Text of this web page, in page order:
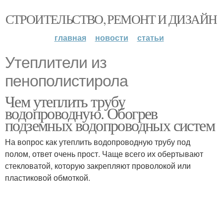
СТРОИТЕЛЬСТВО, РЕМОНТ И ДИЗАЙН
главная новости статьи
Утеплители из
пенополистирола
Чем утеплить трубу
водопроводную. Обогрев
подземных водопроводных систем
На вопрос как утеплить водопроводную трубу под
полом, ответ очень прост. Чаще всего их обертывают
стекловатой, которую закрепляют проволокой или
пластиковой обмоткой.